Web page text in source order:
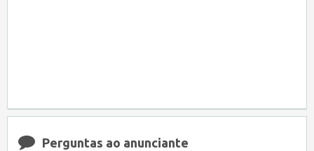
Perguntas ao anunciante